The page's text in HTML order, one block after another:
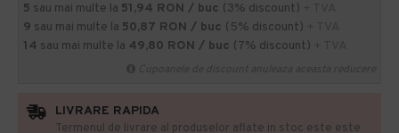
5 sau mai multe la 51,94 RON / buc (3% discount)
9 sau mai multe la 50,87 RON / buc (5% discount)
14 sau mai multe la 49,80 RON / buc (7% discount)
LIVRARE RAPIDA
Termenul de livrare al produselor aflate in stoc este este